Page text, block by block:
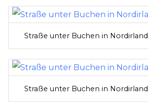
Straße unter Buchen in Nordirland
Straße unter Buchen in Nordirland